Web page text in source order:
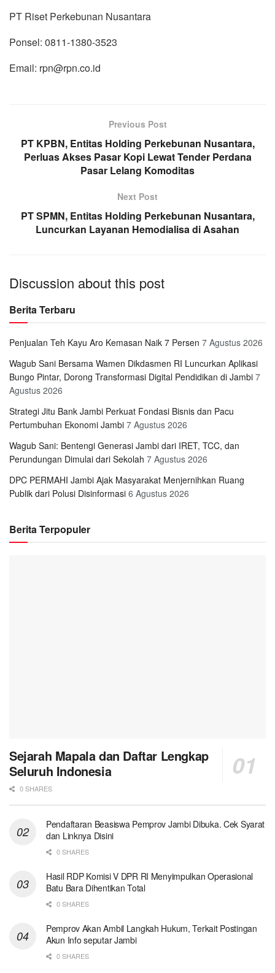
PT Riset Perkebunan Nusantara
Ponsel: 0811-1380-3523
Email: rpn@rpn.co.id
Previous Post
PT KPBN, Entitas Holding Perkebunan Nusantara,
Perluas Akses Pasar Kopi Lewat Tender Perdana
Pasar Lelang Komoditas
Next Post
PT SPMN, Entitas Holding Perkebunan Nusantara,
Luncurkan Layanan Hemodialisa di Asahan
Discussion about this post
Berita Terbaru
Penjualan Teh Kayu Aro Kemasan Naik 7 Persen 7 Agustus 2026
Wagub Sani Bersama Wamen Dikdasmen RI Luncurkan Aplikasi
Bungo Pintar, Dorong Transformasi Digital Pendidikan di Jambi 7
Agustus 2026
Strategi Jitu Bank Jambi Perkuat Fondasi Bisnis dan Pacu
Pertumbuhan Ekonomi Jambi 7 Agustus 2026
Wagub Sani: Bentengi Generasi Jambi dari IRET, TCC, dan
Perundungan Dimulai dari Sekolah 7 Agustus 2026
DPC PERMAHI Jambi Ajak Masyarakat Menjernihkan Ruang
Publik dari Polusi Disinformasi 6 Agustus 2026
Berita Terpopuler
Sejarah Mapala dan Daftar Lengkap
Seluruh Indonesia
0 SHARES
Pendaftaran Beasiswa Pemprov Jambi Dibuka. Cek Syarat
dan Linknya Disini
0 SHARES
Hasil RDP Komisi V DPR RI Menyimpulkan Operasional
Batu Bara Dihentikan Total
0 SHARES
Pemprov Akan Ambil Langkah Hukum, Terkait Postingan
Akun Info seputar Jambi
0 SHARES